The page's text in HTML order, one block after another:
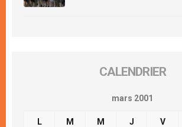
CALENDRIER
mars 2001
L M M J V